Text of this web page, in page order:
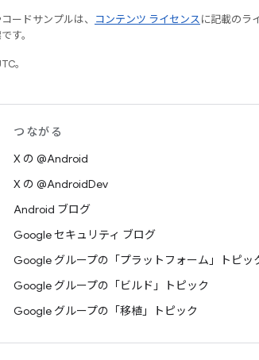
ードサンプルは、 コンテンツ ライセンスに記載のラ
す。
。
つながる
X の @Android
X の @AndroidDev
Android ブログ
Google セキュリティ ブログ
Google グループの「プラットフォーム」トピッ
Google グループの「ビルド」トピック
Google グループの「移植」トピック